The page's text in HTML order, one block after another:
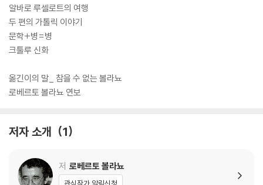
알바로 루셀로트의 여행
두 편의 가톨릭 이야기
문학+병=병
크툴루 신화
옮긴이의 말_ 참을 수 없는 볼라뇨
로베르토 볼라뇨 연보
저자 소개 1
저 로베르토 볼라뇨